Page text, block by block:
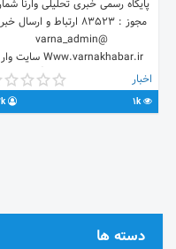
پایگاه رسمی خبری تحلیلی وارنا
مجوز : ۸۳۵۲۳ ارتباط و ارسال
@varna_admin
Www.varnakhabar.ir سایت وار
🔴لینک کانال 👇
AAAAAEJfEG4We3zuiudpDA
@varna_tabligh
اخبار
1k
13k
دسته ها